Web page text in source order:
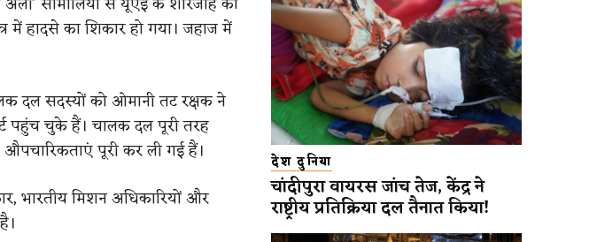
में हादसे का शिकार हो गया। जहाज में
दल सदस्यों को ओमानी तट रक्षक ने
पहुंच चुके हैं। चालक दल पूरी तरह
पूरी कर ली गई हैं।
भारतीय मिशन अधिकारियों और
देश दुनिया
चांदीपुरा वायरस जांच तेज, केंद्र ने
राष्ट्रीय प्रतिक्रिया दल तैनात किया!